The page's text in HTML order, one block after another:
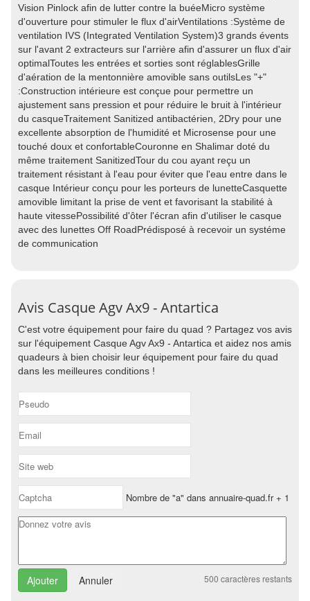
Vision Pinlock afin de lutter contre la buéeMicro système
d'ouverture pour stimuler le flux d'airVentilations :Système de
ventilation IVS (Integrated Ventilation System)3 grands évents
sur l'avant 2 extracteurs sur l'arrière afin d'assurer un flux d'air
optimalToutes les entrées et sorties sont réglablesGrille
d'aération de la mentonnière amovible sans outilsLes "+"
:Construction intérieure est conçue pour permettre un
ajustement sans pression et pour réduire le bruit à l'intérieur
du casqueTraitement Sanitized antibactérien, 2Dry pour une
excellente absorption de l'humidité et Microsense pour une
touché doux et confortableCouronne en Shalimar doté du
même traitement SanitizedTour du cou ayant reçu un
traitement résistant à l'eau pour éviter que l'eau entre dans le
casque Intérieur conçu pour les porteurs de lunetteCasquette
amovible limitant la prise de vent et favorisant la stabilité à
haute vitessePossibilité d'ôter l'écran afin d'utiliser le casque
avec des lunettes Off RoadPrédisposé à recevoir un systéme
de communication
Avis Casque Agv Ax9 - Antartica
C'est votre équipement pour faire du quad ? Partagez vos avis
sur l'équipement Casque Agv Ax9 - Antartica et aidez nos amis
quadeurs à bien choisir leur équipement pour faire du quad
dans les meilleures conditions !
Nombre de "a" dans annuaire-quad.fr + 1
Annuler 500 caractères restants